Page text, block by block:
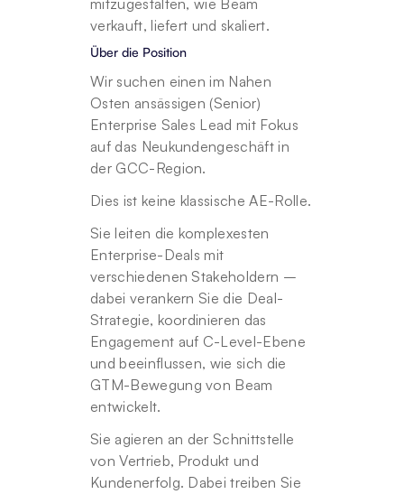
mitzugestalten, wie Beam
verkauft, liefert und skaliert.
Über die Position
Wir suchen einen im Nahen
Osten ansässigen (Senior)
Enterprise Sales Lead mit Fokus
auf das Neukundengeschäft in
der GCC-Region.
Dies ist keine klassische AE-Rolle.
Sie leiten die komplexesten
Enterprise-Deals mit
verschiedenen Stakeholdern –
dabei verankern Sie die Deal-
Strategie, koordinieren das
Engagement auf C-Level-Ebene
und beeinflussen, wie sich die
GTM-Bewegung von Beam
entwickelt.
Sie agieren an der Schnittstelle
von Vertrieb, Produkt und
Kundenerfolg. Dabei treiben Sie